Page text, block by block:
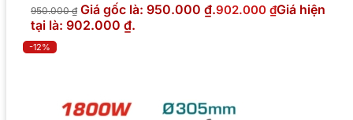
950.000₫ Giá gốc là: 950.000 ₫.902.000 ₫Giá hiện
tại là: 902.000 ₫.
-12%